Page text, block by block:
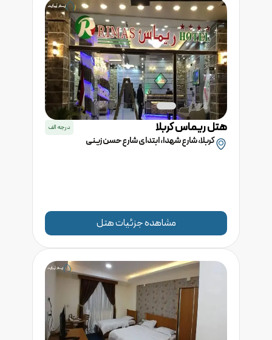
هتلریماسکربلا درجه الف
کربلا، شارع شهدا، ابتدای شارع حسن زینی
مشاهده جزئیات هتل